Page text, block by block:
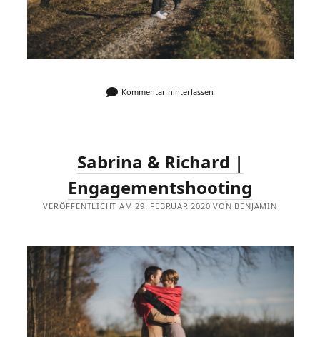
Kommentar hinterlassen
Sabrina & Richard |
Engagementshooting
VERÖFFENTLICHT AM 29. FEBRUAR 2020 VON BENJAMIN